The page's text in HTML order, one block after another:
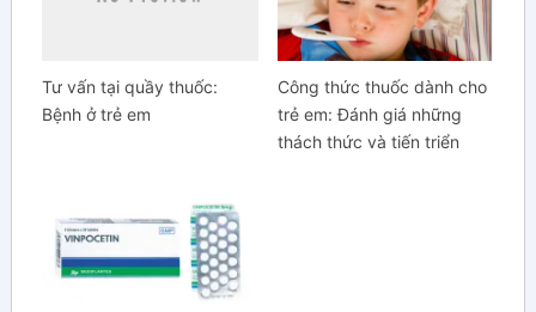
Tư vấn tại quầy thuốc:
Bệnh ở trẻ em
Công thức thuốc dành cho
trẻ em: Đánh giá những
thách thức và tiến triển